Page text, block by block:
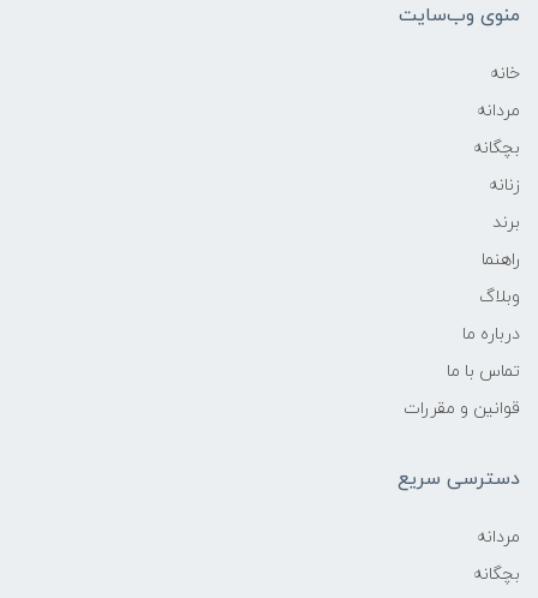
منوی وب‌سایت
خانه
مردانه
بچگانه
زنانه
برند
راهنما
وبلاگ
درباره ما
تماس با ما
قوانین و مقررات
دسترسی سریع
مردانه
بچگانه